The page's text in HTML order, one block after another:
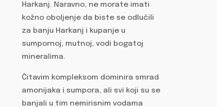
Harkanj. Naravno, ne morate imati
kožno oboljenje da biste se odlučili
za banju Harkanj i kupanje u
sumpornoj, mutnoj, vodi bogatoj
mineralima.
Čitavim kompleksom dominira smrad
amonijaka i sumpora, ali svi koji su se
banjali u tim nemirisnim vodama